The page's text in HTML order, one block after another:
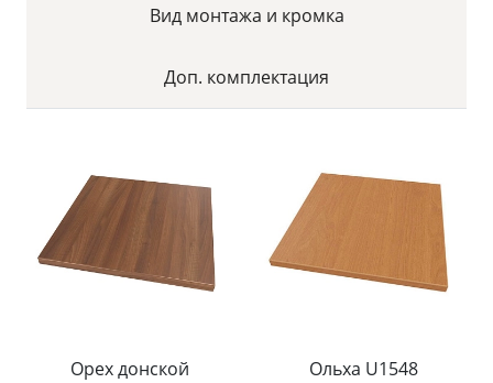
Вид монтажа и кромка
Доп. комплектация
Орех донской Ольха U1548